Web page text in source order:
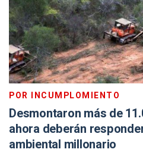
POR INCUMPLOMIENTO
Desmontaron más de
ahora deberán
ambiental millonario